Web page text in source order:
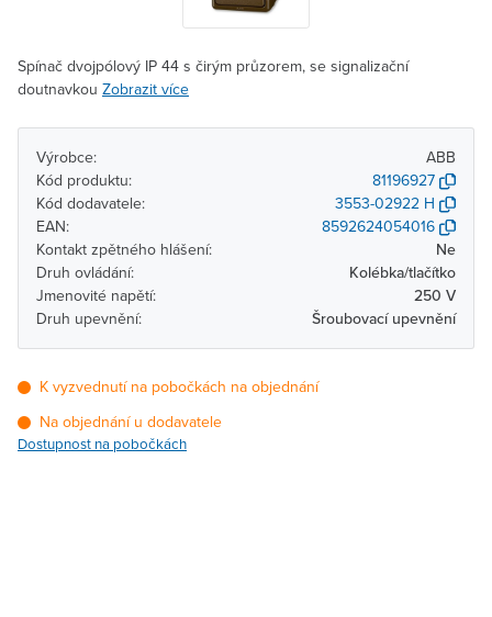
Spínač dvojpólový IP 44 s čirým průzorem, se signalizační
doutnavkou Zobrazit více
Výrobce:
ABB
Kód produktu:
81196927
Kód dodavatele:
3553-02922 H
EAN:
8592624054016
Kontakt zpětného hlášení:
Ne
Druh ovládání:
Kolébka/tlačítko
Jmenovité napětí:
250 V
Druh upevnění:
Šroubovací upevnění
K vyzvednutí na pobočkách na objednání
Na objednání u dodavatele
Dostupnost na pobočkách